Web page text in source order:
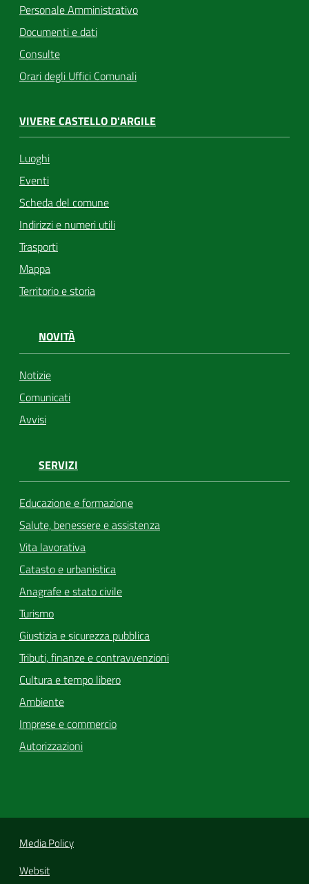
Personale Amministrativo
Documenti e dati
Consulte
Orari degli Uffici Comunali
VIVERE CASTELLO D'ARGILE
Luoghi
Eventi
Scheda del comune
Indirizzi e numeri utili
Trasporti
Mappa
Territorio e storia
NOVITÀ
Notizie
Comunicati
Avvisi
SERVIZI
Educazione e formazione
Salute, benessere e assistenza
Vita lavorativa
Catasto e urbanistica
Anagrafe e stato civile
Turismo
Giustizia e sicurezza pubblica
Tributi, finanze e contravvenzioni
Cultura e tempo libero
Ambiente
Imprese e commercio
Autorizzazioni
Media Policy
Websit